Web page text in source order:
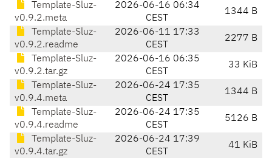
Template-Sluz-
v0.9.2.meta
2026-06-16 06:34
CEST
1344 B
Template-Sluz-
v0.9.2.readme
2026-06-11 17:33
CEST
2277 B
Template-Sluz-
v0.9.2.tar.gz
2026-06-16 06:35
CEST
33 KiB
Template-Sluz-
v0.9.4.meta
2026-06-24 17:35
CEST
1344 B
Template-Sluz-
v0.9.4.readme
2026-06-24 17:35
CEST
5126 B
Template-Sluz-
v0.9.4.tar.gz
2026-06-24 17:39
CEST
41 KiB